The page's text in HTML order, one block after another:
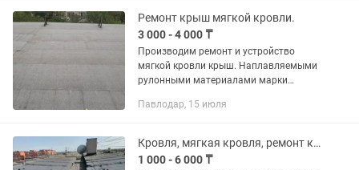
инвалидам скидка...
Ремонт крыш мягкой кровли.
3 000 - 4 000 ₸
Производим ремонт и устройство
мягкой кровли крыш. Наплавляемыми
рулонными материалами марки
до элит класса. Опыт более 20 лет. От
Павлодар, 15 июля
Кровля, мягкая кровля, ремонт крыш ИП ПрофГарант
1 000 - 6 000 ₸